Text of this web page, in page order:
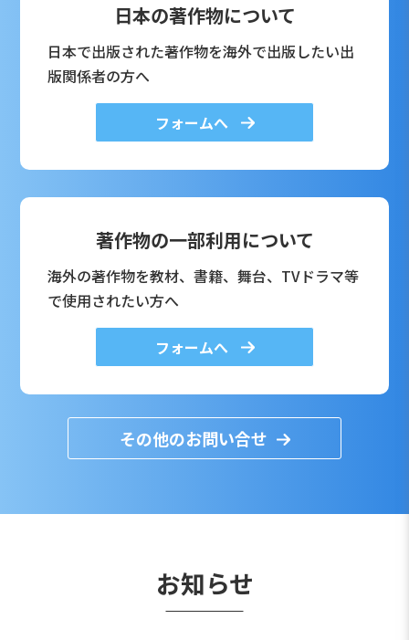
日本の著作物について
日本で出版された著作物を海外で出版したい出
版関係者の方へ
フォームへ
著作物の一部利用について
海外の著作物を教材、書籍、舞台、TVドラマ等
で使用されたい方へ
フォームへ
その他のお問い合せ
お知らせ